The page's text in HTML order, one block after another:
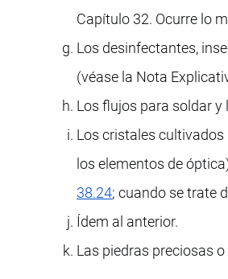
Capítulo 32. Ocurre lo
Los desinfectantes,
(véase la Nota
Los flujos para soldar
Los cristales
los elementos de
38.24; cuando se trate
Ídem al anterior.
Las piedras preciosas